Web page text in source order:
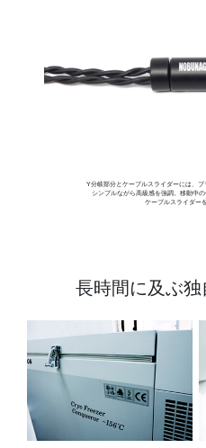
Y分岐部分とケーブルスライダーには、ブ
シンプルながら高級感を強調。移動中
ケーブルスライダー
長時間に及ぶ